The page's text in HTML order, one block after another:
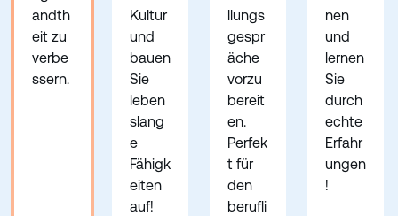
andth
eit zu
verbe
ssern.
Kultur
und
bauen
Sie
leben
slang
e
Fähigk
eiten
auf!
llungs
gespr
äche
vorzu
bereit
en.
Perfek
t für
den
berufli
nen
und
lernen
Sie
durch
echte
Erfahr
ungen
!